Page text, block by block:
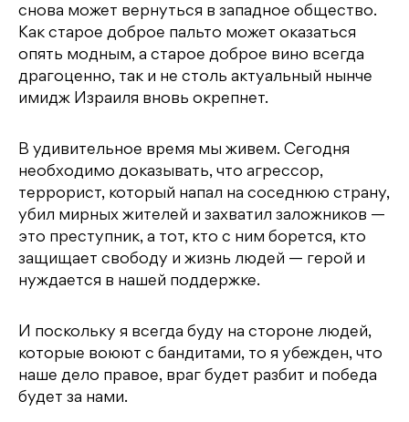
снова может вернуться в западное общество.
Как старое доброе пальто может оказаться
опять модным, а старое доброе вино всегда
драгоценно, так и не столь актуальный нынче
имидж Израиля вновь окрепнет.
В удивительное время мы живем. Сегодня
необходимо доказывать, что агрессор,
террорист, который напал на соседнюю страну,
убил мирных жителей и захватил заложников —
это преступник, а тот, кто с ним борется, кто
защищает свободу и жизнь людей — герой и
нуждается в нашей поддержке.
И поскольку я всегда буду на стороне людей,
которые воюют с бандитами, то я убежден, что
наше дело правое, враг будет разбит и победа
будет за нами.